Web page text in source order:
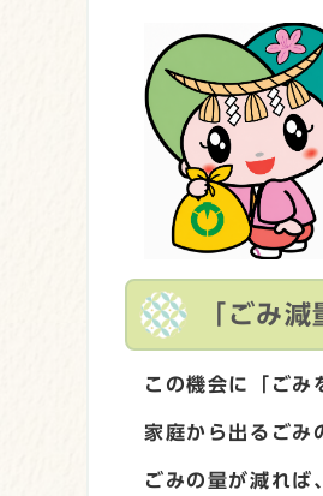
「ごみ
この機会に「ごみ
家庭から出るごみ
ごみの量が減れば